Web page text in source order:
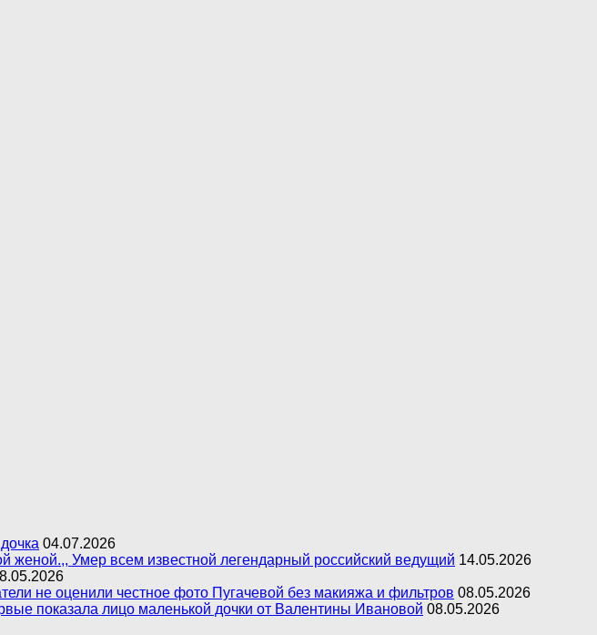
04.07.2026
женой.,, Умер всем известной легендарный российский ведущий 14.05.2026
не оценили честное фото Пугачевой без макияжа и фильтров 08.05.2026
показала лицо маленькой дочки от Валентины Ивановой 08.05.2026